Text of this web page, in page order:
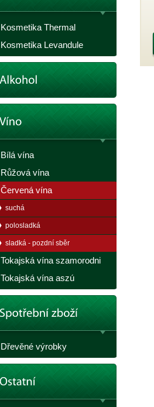
Kosmetika Thermal
Kosmetika Levandule
Bílá vína
Růžová vína
Červená vína
suchá
polosladká
sladká - pozdní sběr
Tokajská vína szamorodni
Tokajská vína aszú
Dřevěné výrobky